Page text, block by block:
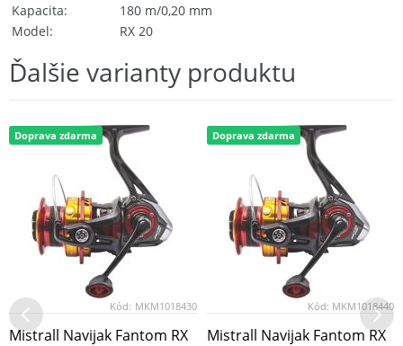
Kapacita
180 m/0,20 mm
Model
RX 20
Ďalšie varianty produktu
Doprava zdarma
Kód: MKM1018430
Mistrall Navijak Fantom RX
Doprava zdarma
Kód: MKM1018440
Mistrall Navijak Fantom RX